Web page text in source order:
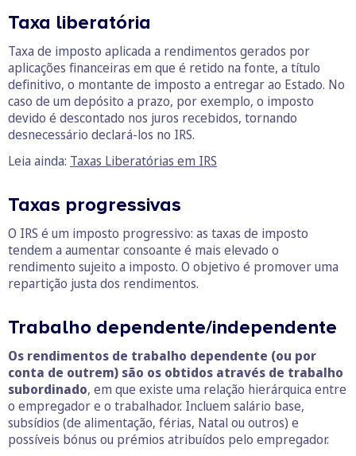
Taxa liberatória
Taxa de imposto aplicada a rendimentos gerados por
aplicações financeiras em que é retido na fonte, a título
definitivo, o montante de imposto a entregar ao Estado. No
caso de um depósito a prazo, por exemplo, o imposto
devido é descontado nos juros recebidos, tornando
desnecessário declará-los no IRS.
Leia ainda: Taxas Liberatórias em IRS
Taxas progressivas
O IRS é um imposto progressivo: as taxas de imposto
tendem a aumentar consoante é mais elevado o
rendimento sujeito a imposto. O objetivo é promover uma
repartição justa dos rendimentos.
Trabalho dependente/independente
Os rendimentos de trabalho dependente (ou por
conta de outrem) são os obtidos através de trabalho
subordinado, em que existe uma relação hierárquica entre
o empregador e o trabalhador. Incluem salário base,
subsídios (de alimentação, férias, Natal ou outros) e
possíveis bónus ou prémios atribuídos pelo empregador.